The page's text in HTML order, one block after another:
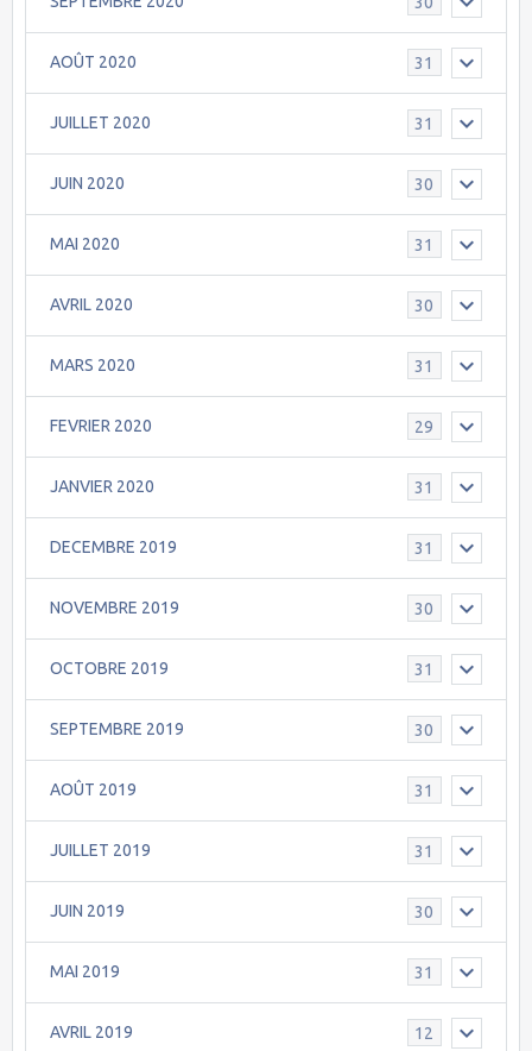
AOÛT 2020 31
JUILLET 2020 31
JUIN 2020 30
MAI 2020 31
AVRIL 2020 30
MARS 2020 31
FEVRIER 2020 29
JANVIER 2020 31
DECEMBRE 2019 31
NOVEMBRE 2019 30
OCTOBRE 2019 31
SEPTEMBRE 2019 30
AOÛT 2019 31
JUILLET 2019 31
JUIN 2019 30
MAI 2019 31
AVRIL 2019 12